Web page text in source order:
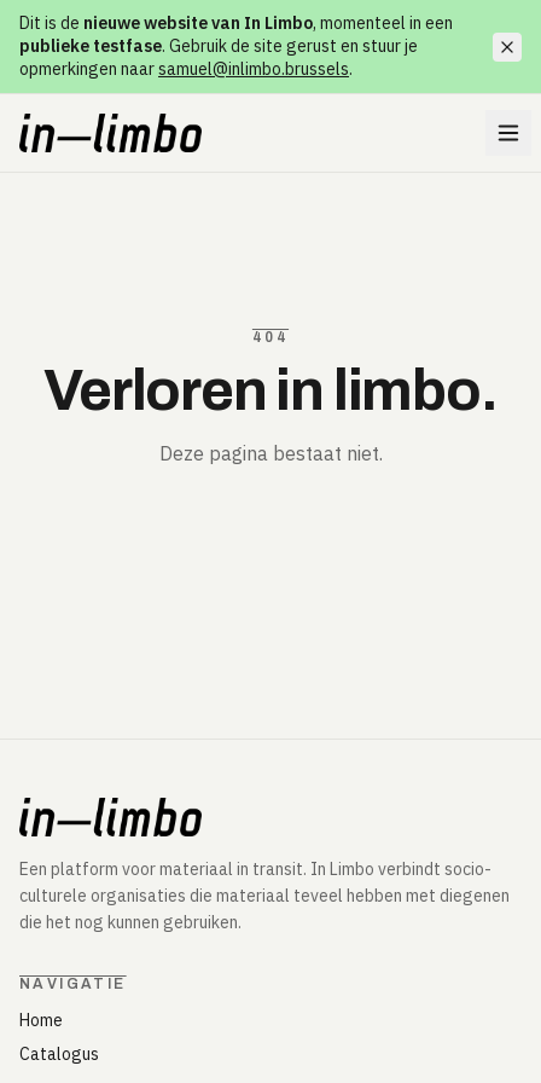
Dit is de nieuwe website van In Limbo, momenteel in een
publieke testfase. Gebruik de site gerust en stuur je
opmerkingen naarsamuel@inlimbo.brussels.
404
Verloren in limbo.
Deze pagina bestaat niet.
Een platform voor materiaal in transit. In Limbo verbindt socio-
culturele organisaties die materiaal teveel hebben met diegenen
die het nog kunnen gebruiken.
NAVIGATIE
Home
Catalogus